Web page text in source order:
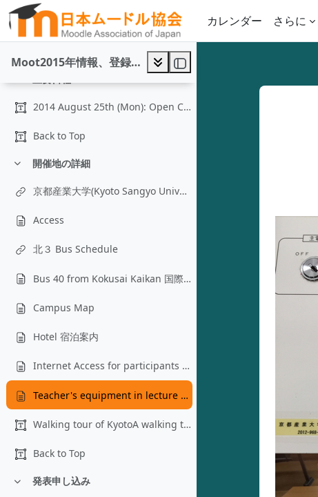
メインコンテンツへスキップする
カレンダー
さらに
Moot2015年情報、登録と発表申し込み
折りたたむ
基調講演・特別講演者
折りたたむ
2014 August 25th (Mon): Open Call for Papers 2014 ...
Back to Top
折りたたむ
開催地の詳細
京都産業大学(Kyoto Sangyo University)
Access
北３ Bus Schedule
Bus 40 from Kokusai Kaikan 国際会館発バスの時刻表
Campus Map
Hotel 宿泊案内
Internet Access for participants and presenters
Teacher's equipment in lecture halls
Walking tour of KyotoA walking tour will sponsored...
Back to Top
折りたたむ
発表申し込み